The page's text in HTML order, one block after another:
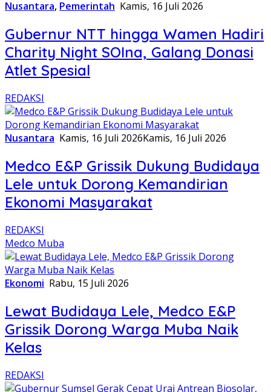
Nusantara, Pemerintah Kamis, 16 Juli 2026
Gubernur NTT hingga Wamen Hadiri
Charity Night SOIna, Galang Donasi
Atlet Spesial
REDAKSI
Nusantara Kamis, 16 Juli 2026Kamis, 16 Juli 2026
Medco E&P Grissik Dukung Budidaya
Lele untuk Dorong Kemandirian
Ekonomi Masyarakat
REDAKSI
Medco Muba
Ekonomi Rabu, 15 Juli 2026
Lewat Budidaya Lele, Medco E&P
Grissik Dorong Warga Muba Naik
Kelas
REDAKSI